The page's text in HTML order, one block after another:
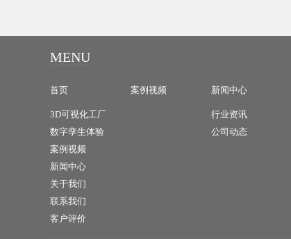
MENU
首页
3D可视化工厂
数字孪生体验
案例视频
新闻中心
关于我们
联系我们
客户评价
案例视频 新闻中心
行业资讯
公司动态